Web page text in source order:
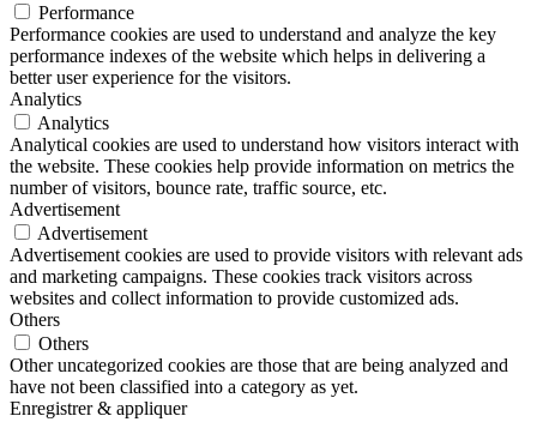
Performance
Performance cookies are used to understand and analyze the key
performance indexes of the website which helps in delivering a
better user experience for the visitors.
Analytics
Analytics
Analytical cookies are used to understand how visitors interact with
the website. These cookies help provide information on metrics the
number of visitors, bounce rate, traffic source, etc.
Advertisement
Advertisement
Advertisement cookies are used to provide visitors with relevant ads
and marketing campaigns. These cookies track visitors across
websites and collect information to provide customized ads.
Others
Others
Other uncategorized cookies are those that are being analyzed and
have not been classified into a category as yet.
Enregistrer & appliquer